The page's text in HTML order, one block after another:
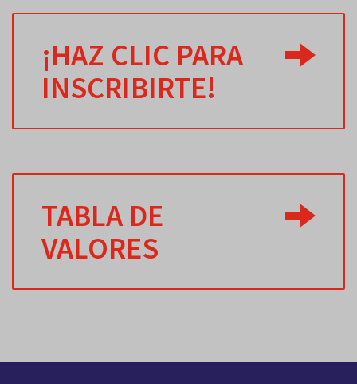
¡HAZ CLIC PARA
INSCRIBIRTE!
TABLA DE
VALORES